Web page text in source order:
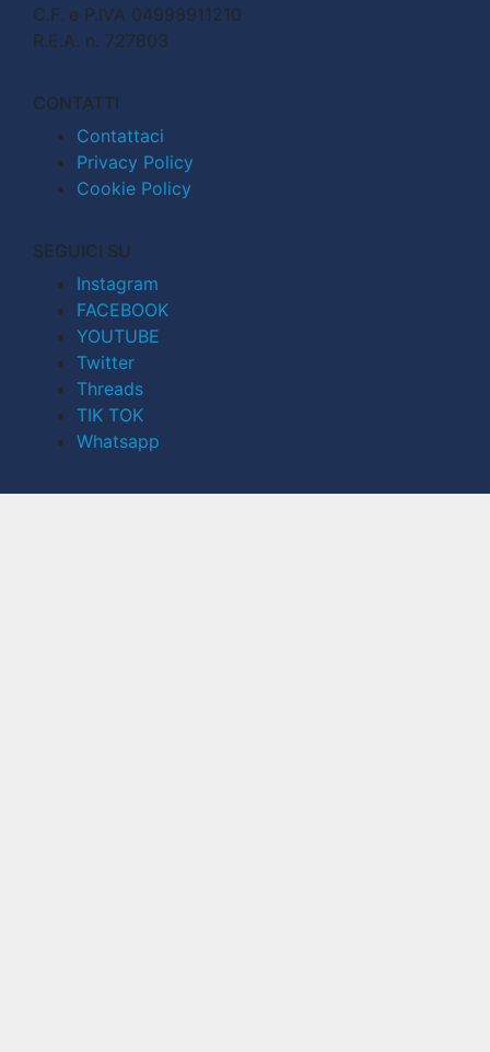
C.F. e P.IVA 04998911210
R.E.A. n. 727803
CONTATTI
Contattaci
Privacy Policy
Cookie Policy
SEGUICI SU
Instagram
FACEBOOK
YOUTUBE
Twitter
Threads
TIK TOK
Whatsapp